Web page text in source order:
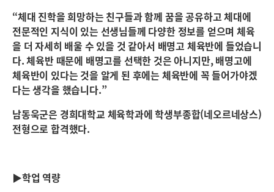
“체대 진학을 희망하는 친구들과 함께 꿈을 공유하고 체대에
전문적인 지식이 있는 선생님들께 다양한 정보를 얻으며 체육
을 더 자세히 배울 수 있을 것 같아서 배명고 체육반에 들었습니
다. 체육반 때문에 배명고를 선택한 것은 아니지만, 배명고에
체육반이 있다는 것을 알게 된 후에는 체육반에 꼭 들어가야겠
다는 생각을 했습니다.”
남동욱군은 경희대학교 체육학과에 학생부종합(네오르네상스)
전형으로 합격했다.
▶학업 역량